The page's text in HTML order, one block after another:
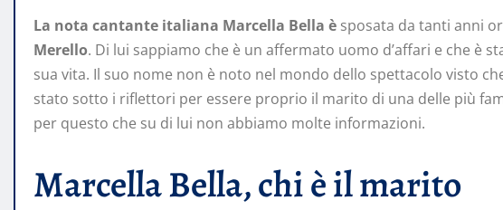
La nota cantante italiana Marcella Bella è sposata da tanti anni
Merello. Di lui sappiamo che è un affermato uomo d’affari e che è
sua vita. Il suo nome non è noto nel mondo dello spettacolo visto
stato sotto i riflettori per essere proprio il marito di una delle più
per questo che su di lui non abbiamo molte informazioni.
Marcella Bella, chi è il marito